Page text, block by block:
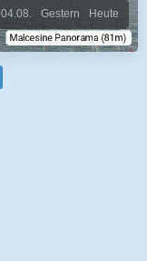
Heute
Gestern
04.08.